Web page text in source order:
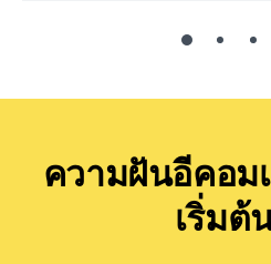
ความฝันอีคอ
เริ่มต้